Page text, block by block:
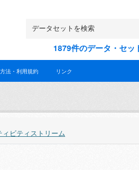
1879件のデータ・セッ
法・利用規約 リンク
ビティストリーム